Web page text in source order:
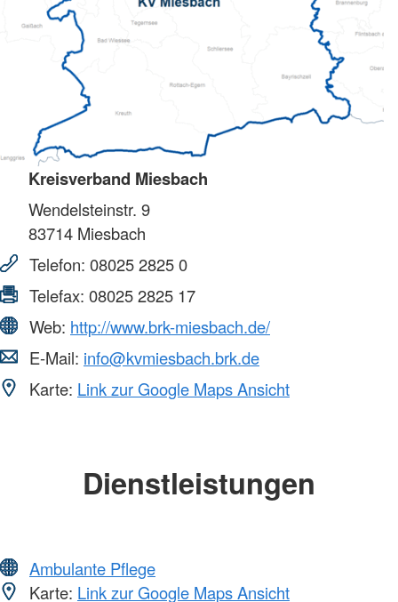
Kreisverband Miesbach
Wendelsteinstr. 9
83714 Miesbach
Telefon: 08025 2825 0
Telefax: 08025 2825 17
Web: http://www.brk-miesbach.de/
E-Mail: info@kvmiesbach.brk.de
Karte: Link zur Google Maps Ansicht
Dienstleistungen
Ambulante Pflege
Karte: Link zur Google Maps Ansicht